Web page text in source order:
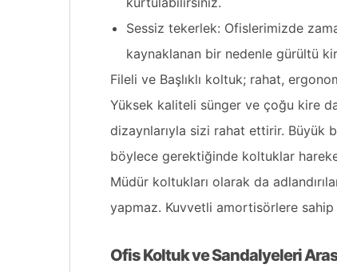
Sessiz tekerlek: Ofislerimizde
kaynaklanan bir nedenle gürültü
Fileli ve Başlıklı koltuk; rahat,
Yüksek kaliteli sünger ve çoğu kire
dizaynlarıyla sizi rahat ettirir. Büyük
böylece gerektiğinde koltuklar
Müdür koltukları olarak da
yapmaz. Kuvvetli amortisörlere sahip
Ofis Koltuk ve Sandalyeleri